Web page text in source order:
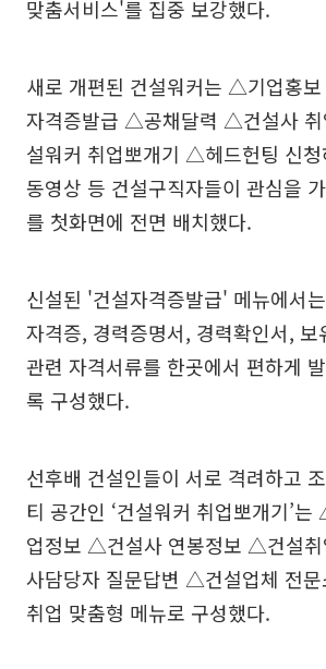
맞춤서비스'를 집중 보강했다.
새로 개편된 건설워커는 △기업홍
자격증발급 △공채달력 △건설사
설워커 취업뽀개기 △헤드헌팅 신
동영상 등 건설구직자들이 관심을
를 첫화면에 전면 배치했다.
신설된 '건설자격증발급' 메뉴에서
자격증, 경력증명서, 경력확인서, 보
관련 자격서류를 한곳에서 편하게
록 구성했다.
선후배 건설인들이 서로 격려하고
티 공간인 ‘건설워커 취업뽀개기’
업정보 △건설사 연봉정보 △건설
사담당자 질문답변 △건설업체 전
취업 맞춤형 메뉴로 구성했다.